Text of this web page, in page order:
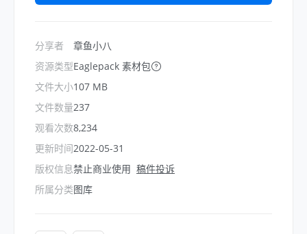
分享者
资源类型
文件大小
文件数量
观看次数
更新时间
版权信息
所属分类
章鱼小八
Eaglepack 素材包
107 MB
237
8,234
2022-05-31
禁止商业使用 稿件投诉
图库